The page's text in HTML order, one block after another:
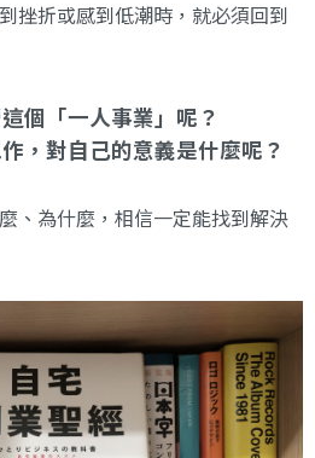
挫折或感到低潮時，就必須回到
個「一人事業」呢？
，對自己的意義是什麼呢？
、為什麼，相信一定能找到解決